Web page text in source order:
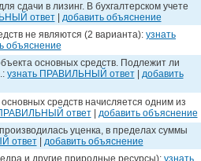
сдачи в лизинг. В бухгалтерском учете
ответ| добавить объяснение
не являются (2 варианта): узнать
объяснение
основных средств. Подлежит ли
узнать ПРАВИЛЬНЫЙ ответ| добавить
средств начисляется одним из
ответ| добавить объяснение
уценка, в пределах суммы
ответ| добавить объяснение
и другие природные ресурсы): узнать